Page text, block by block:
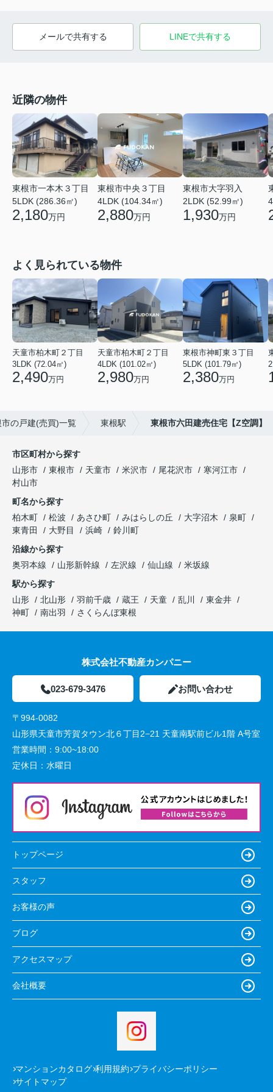
メールで共有する LINEで共有する
近隣の物件
東根市一本木３丁目
5LDK (286.36㎡)
2,180万円
東根市中央３丁目
4LDK (104.34㎡)
2,880万円
東根市大字羽入
2LDK (52.99㎡)
1,930万円
よく見られている物件
天童市柏木町２丁目
3LDK (72.04㎡)
2,490万円
天童市柏木町２丁目
4LDK (101.02㎡)
2,980万円
東根市神町東３丁目
5LDK (101.79㎡)
2,380万円
市の戸建(売買)一覧 東根駅 東根市六田建売住宅【Z空調】
市区町村から探す
山形市
東根市 天童市 米沢市 尾花沢市
寒河江市
村山市
町名から探す
柏木町
松波 あさひ町 みはらしの丘 大字沼木
泉町
東青田
大野目 浜崎
鈴川町
沿線から探す
奥羽本線
山形新幹線 左沢線 仙山線
米坂線
駅から探す
山形
北山形 羽前千歳 蔵王 天童 乱川
東金井
神町
南出羽 さくらんぼ東根
株式会社不動産カンパニー
023-679-3476 お問い合わせ
〒994-0082
山形県天童市芳賀タウン北６丁目2−21 天童南駅前ビル1階 A号室
営業時間： 9:00~18:00
定休日： 水曜日
トップページ
スタッフ
お客様の声
ブログ
アクセスマップ
会社概要
マンションカタログ 利用規約 プライバシーポリシー
サイトマップ